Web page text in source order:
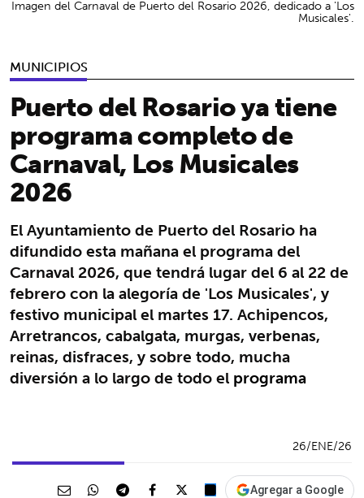
MUNICIPIOS
Puerto del Rosario ya tiene
programa completo de
Carnaval, Los Musicales
2026
El Ayuntamiento de Puerto del Rosario ha
difundido esta mañana el programa del
Carnaval 2026, que tendrá lugar del 6 al 22 de
febrero con la alegoría de 'Los Musicales', y
festivo municipal el martes 17. Achipencos,
Arretrancos, cabalgata, murgas, verbenas,
reinas, disfraces, y sobre todo, mucha
diversión a lo largo de todo elprograma
Imagen del Carnaval de Puerto del Rosario 2026, dedicado a 'Los
Musicales'.
26/ENE/26
Agregar a Google